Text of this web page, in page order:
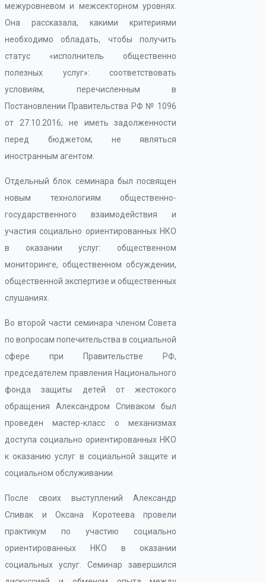
межуровневом и межсекторном уровнях.
Она рассказала, какими критериями
необходимо обладать, чтобы получить
статус «исполнитель общественно
полезных услуг»: соответствовать
условиям, перечисленным в
Постановлении Правительства РФ № 1096
от 27.10.2016; не иметь задолженности
перед бюджетом; не являться
иностранным агентом.
Отдельный блок семинара был посвящен
новым технологиям общественно-
государственного взаимодействия и
участия социально ориентированных НКО
в оказании услуг: общественном
мониторинге, общественном обсуждении,
общественной экспертизе и общественных
слушаниях.
Во второй части семинара членом Совета
по вопросам попечительства в социальной
сфере при Правительстве РФ,
председателем правления Национального
фонда защиты детей от жестокого
обращения Александром Спиваком был
проведен мастер-класс о механизмах
доступа социально ориентированных НКО
к оказанию услуг в социальной защите и
социальном обслуживании.
После своих выступлений Александр
Спивак и Оксана Коротеева провели
практикум по участию социально
ориентированных НКО в оказании
социальных услуг. Семинар завершился